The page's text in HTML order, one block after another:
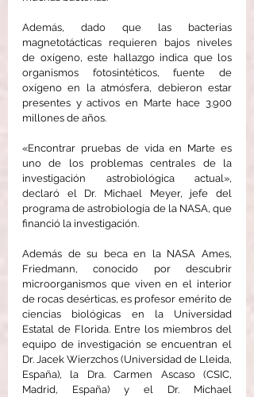
Además, dado que las bacterias
magnetotácticas requieren bajos niveles
de oxígeno, este hallazgo indica que los
organismos fotosintéticos, fuente de
oxígeno en la atmósfera, debieron estar
presentes y activos en Marte hace 3.900
millones de años.
«Encontrar pruebas de vida en Marte es
uno de los problemas centrales de la
investigación astrobiológica actual»,
declaró el Dr. Michael Meyer, jefe del
programa de astrobiología de la NASA, que
financió la investigación.
Además de su beca en la NASA Ames,
Friedmann, conocido por descubrir
microorganismos que viven en el interior
de rocas desérticas, es profesor emérito de
ciencias biológicas en la Universidad
Estatal de Florida. Entre los miembros del
equipo de investigación se encuentran el
Dr. Jacek Wierzchos (Universidad de Lleida,
España), la Dra. Carmen Ascaso (CSIC,
Madrid, España) y el Dr. Michael